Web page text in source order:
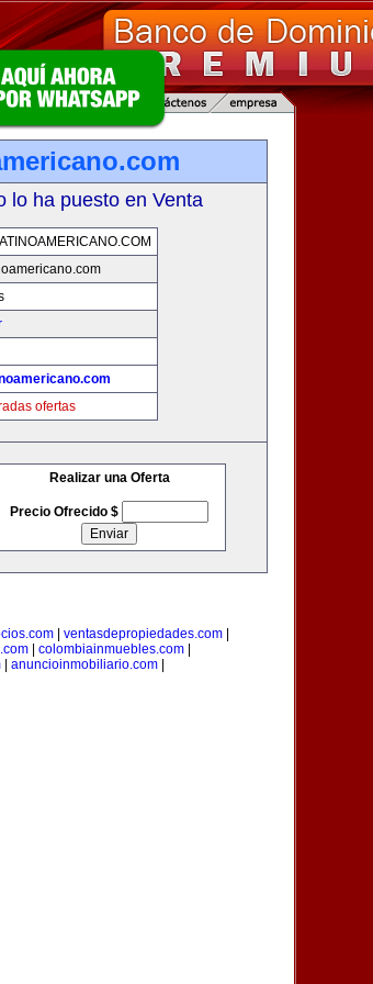
lo ha puesto en Venta
ofertas
Realizar una Oferta
Precio Ofrecido $
| ventasdepropiedades.com|
| colombiainmuebles.com|
| anuncioinmobiliario.com|